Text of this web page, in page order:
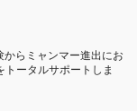
らミャンマー進出にお
ータルサポートしま